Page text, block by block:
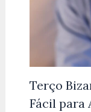
Terço
Fácil para